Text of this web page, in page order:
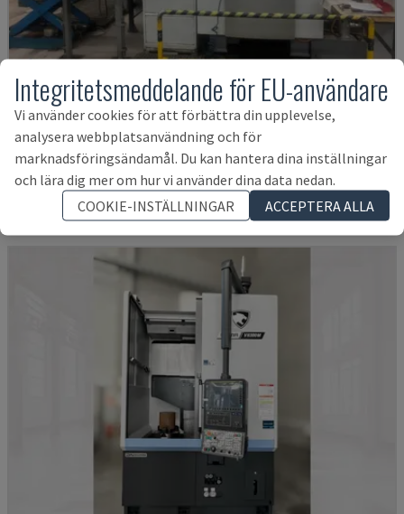
VSC 400
EMAG - VERTIKAL SVARV
TYSKLAND 2007
526 474 SEK
Integritetsmeddelande för EU-användare
Vi använder cookies för att förbättra din upplevelse,
analysera webbplatsanvändning och för
marknadsföringsändamål. Du kan hantera dina inställningar
och lära dig mer om hur vi använder dina data nedan.
COOKIE-INSTÄLLNINGAR
ACCEPTERA ALLA